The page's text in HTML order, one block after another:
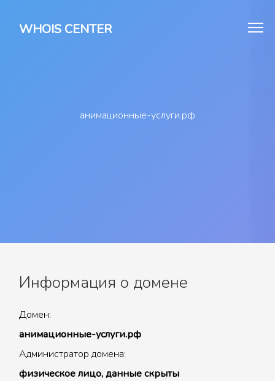
WHOIS CENTER
анимационные-услуги.рф
Информация о домене
Домен:
анимационные-услуги.рф
Администратор домена:
физическое лицо, данные скрыты